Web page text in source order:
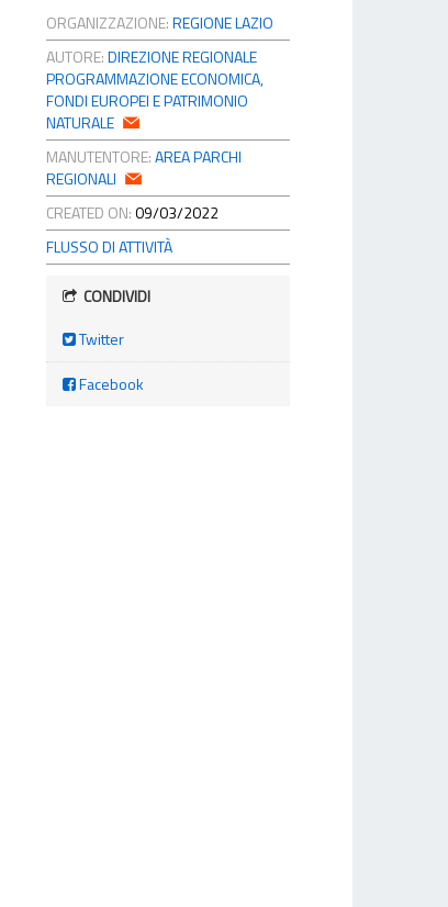
ORGANIZZAZIONE:REGIONE LAZIO
AUTORE:DIREZIONE REGIONALE
PROGRAMMAZIONE ECONOMICA,
FONDI EUROPEI E PATRIMONIO
NATURALE
MANUTENTORE:AREA PARCHI
REGIONALI
CREATED ON:09/03/2022
FLUSSO DI ATTIVITÀ
CONDIVIDI
Twitter
Facebook